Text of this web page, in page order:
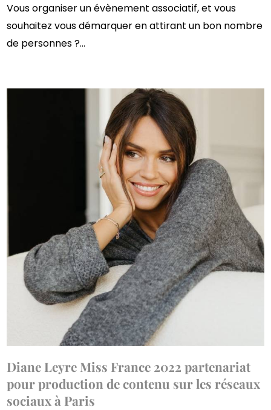
Vous organiser un évènement associatif, et vous
souhaitez vous démarquer en attirant un bon nombre
de personnes ?...
Diane Leyre Miss France 2022 partenariat
pour production de contenu sur les réseaux
sociaux à Paris